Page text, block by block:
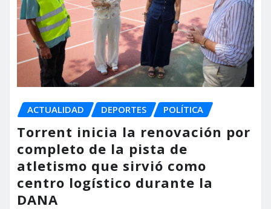
ACTUALIDAD DEPORTES POLÍTICA
Torrent inicia la renovación por
completo de la pista de
atletismo que sirvió como
centro logístico durante la
DANA